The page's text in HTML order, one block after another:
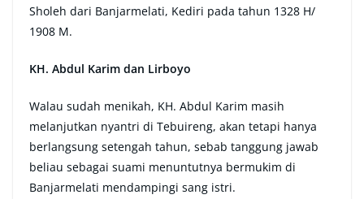
Sholeh dari Banjarmelati, Kediri pada tahun 1328 H/
1908 M.
KH. Abdul Karim dan Lirboyo
Walau sudah menikah, KH. Abdul Karim masih
melanjutkan nyantri di Tebuireng, akan tetapi hanya
berlangsung setengah tahun, sebab tanggung jawab
beliau sebagai suami menuntutnya bermukim di
Banjarmelati mendampingi sang istri.